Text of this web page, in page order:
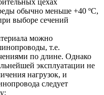
обычно меньше +40 ºС,
выборе сечений
можно
т.е.
по длине. Однако
эксплуатации не
нагрузок, и
следует